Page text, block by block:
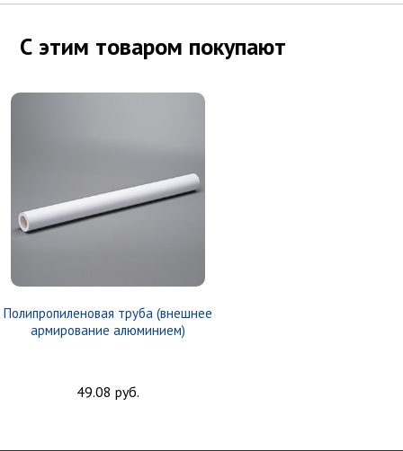
С этим товаром покупают
Полипропиленовая труба (внешнее
армирование алюминием)
49.08 руб.